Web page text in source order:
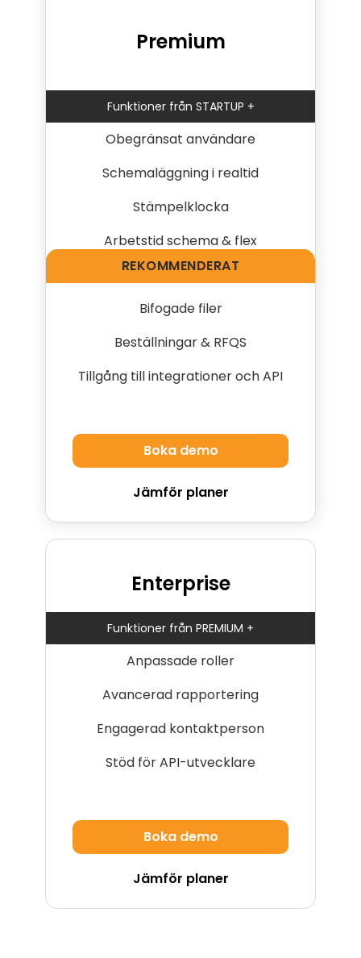
REKOMENDERAT
Premium
Funktioner från STARTUP +
Obegränsat användare
Schemaläggning i realtid
Stämpelklocka
Arbetstid schema & flex
Löner och kundavtal
Bifogade filer
Beställningar & RFQS
Tillgång till integrationer och API
Boka demo
REKOMMENDERAT
Jämför planer
Enterprise
Funktioner från PREMIUM +
Anpassade roller
Avancerad rapportering
Engagerad kontaktperson
Stöd för API-utvecklare
Boka demo
Jämför planer